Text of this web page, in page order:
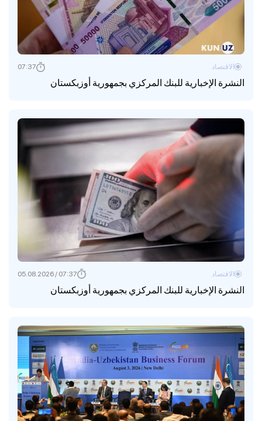
النشرة الإخبارية للبنك المركزي بجمهورية أوزبكستان
الاقتصاد 07:37
النشرة الإخبارية للبنك المركزي بجمهورية أوزبكستان
الاقتصاد 07:37 / 05.08.2026